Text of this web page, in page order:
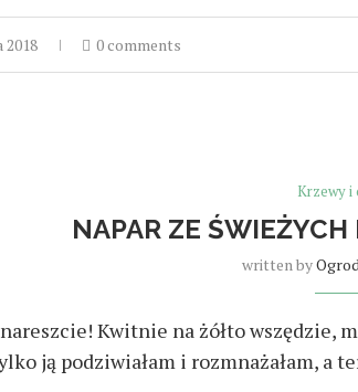
2018 0 comments
Krzewy i
NAPAR ZE
written by
Kwitnie na żółto wszędzie,
ją podziwiałam i rozmnażałam, a